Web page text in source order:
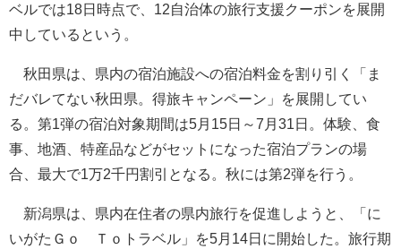
ベルでは18日時点で、12自治体の旅行支援クーポンを展開
中しているという。
秋田県は、県内の宿泊施設への宿泊料金を割り引く「ま
だバレてない秋田県。得旅キャンペーン」を展開してい
る。第1弾の宿泊対象期間は5月15日～7月31日。体験、食
事、地酒、特産品などがセットになった宿泊プランの場
合、最大で1万2千円割引となる。秋には第2弾を行う。
新潟県は、県内在住者の県内旅行を促進しようと、「に
いがたＧｏ Ｔｏトラベル」を5月14日に開始した。旅行期